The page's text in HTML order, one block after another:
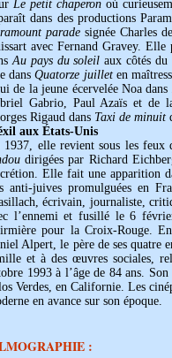
Le petit chaperon où
dans des productions
paradesignée Charles
avec Fernand Gravey.
Au pays du soleil aux côtés
dansQuatorze juilleten
de la jeune écervelée Noa dans
Gabrio, Paul Azaïs et de
Rigaud dans Taxi de minuit
aux États-Unis
1937, elle revient sous les feux
dirigées par Richard
Elle fait une apparition
anti-juives promulguées en
écrivain, journaliste,
l’ennemi et fusillé le 6
pour la Croix-Rouge.
Alpert, le père de ses quatre
et à des œuvres sociales,
1993 à l’âge de 84 ans.
Verdes, en Californie. Les
en avance sur son époque.
: